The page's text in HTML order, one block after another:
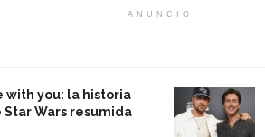
ANUNCIO
with you: la historia
Wars resumida